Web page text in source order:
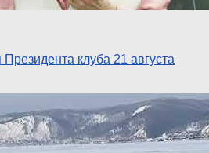
клуба 21 августа